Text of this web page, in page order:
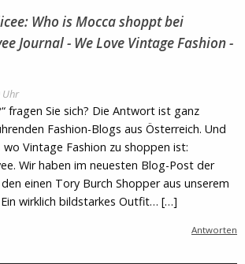
Who is Mocca shoppt bei
Journal - We Love Vintage Fashion -
Uhr
fragen Sie sich? Die Antwort ist ganz
Fashion-Blogs aus Österreich. Und
Vintage Fashion zu shoppen ist:
Wir haben im neuesten Blog-Post der
einen Tory Burch Shopper aus unserem
wirklich bildstarkes Outfit… […]
Antworten